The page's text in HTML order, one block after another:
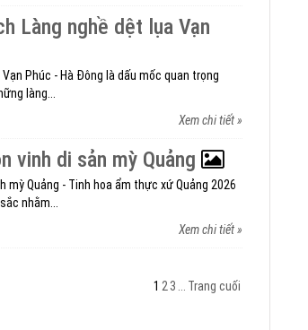
Làng nghề dệt lụa Vạn
Phúc - Hà Đông là dấu mốc quan trọng
làng...
Xem chi tiết »
vinh di sản mỳ Quảng
mỳ Quảng - Tinh hoa ẩm thực xứ Quảng 2026
nhằm...
Xem chi tiết »
1 2 3 Trang cuối